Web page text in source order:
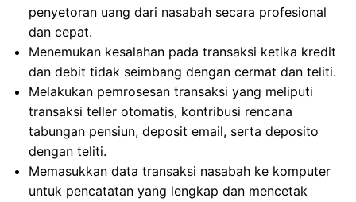
penyetoran uang dari nasabah secara profesional
dan cepat.
Menemukan kesalahan pada transaksi ketika kredit
dan debit tidak seimbang dengan cermat dan teliti.
Melakukan pemrosesan transaksi yang meliputi
transaksi teller otomatis, kontribusi rencana
tabungan pensiun, deposit email, serta deposito
dengan teliti.
Memasukkan data transaksi nasabah ke komputer
untuk pencatatan yang lengkap dan mencetak